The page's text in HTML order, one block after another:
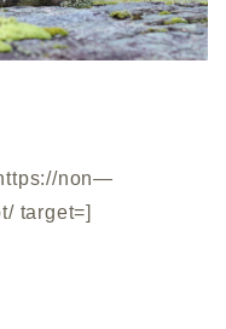
non—
target=]